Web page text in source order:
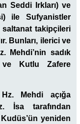
Seddi Irkları) ve
ile Sufyanistler
takipçileri
Bunları, ilerici ve
Mehdi’nin sadık
Kutlu Zafere
Mehdi açığa
İsa tarafından
yeniden